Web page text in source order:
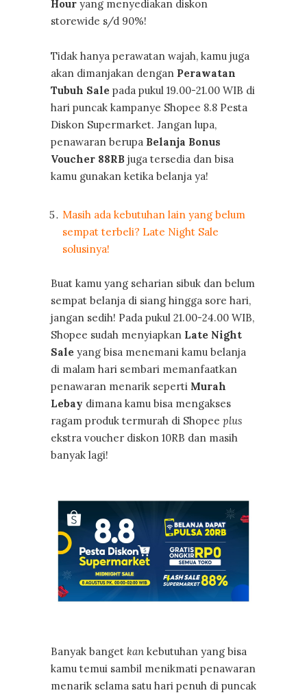
Hour yang menyediakan diskon
storewide s/d 90%!
Tidak hanya perawatan wajah, kamu juga
akan dimanjakan dengan Perawatan
Tubuh Sale pada pukul 19.00-21.00 WIB di
hari puncak kampanye Shopee 8.8 Pesta
Diskon Supermarket. Jangan lupa,
penawaran berupa Belanja Bonus
Voucher 88RB juga tersedia dan bisa
kamu gunakan ketika belanja ya!
Masih ada kebutuhan lain yang belum
sempat terbeli? Late Night Sale
solusinya!
Buat kamu yang seharian sibuk dan belum
sempat belanja di siang hingga sore hari,
jangan sedih! Pada pukul 21.00-24.00 WIB,
Shopee sudah menyiapkan Late Night
Sale yang bisa menemani kamu belanja
di malam hari sembari memanfaatkan
penawaran menarik seperti Murah
Lebay dimana kamu bisa mengakses
ragam produk termurah di Shopee plus
ekstra voucher diskon 10RB dan masih
banyak lagi!
Banyak banget kan kebutuhan yang bisa
kamu temui sambil menikmati penawaran
menarik selama satu hari penuh di puncak